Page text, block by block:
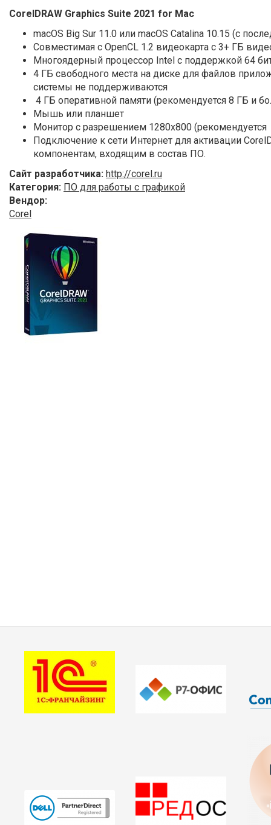
CorelDRAW Graphics Suite 2021 for Mac
macOS Big Sur 11.0 или macOS Catalina 10.15 (с
Совместимая с OpenCL 1.2 видеокарта с 3+ ГБ
Многоядерный процессор Intel с поддержкой 64
4 ГБ свободного места на диске для файлов
системы не поддерживаются
4 ГБ оперативной памяти (рекомендуется 8 ГБ и
Мышь или планшет
Монитор с разрешением 1280х800 (рекомендуется
Подключение к сети Интернет для активации
компонентам, входящим в состав ПО.
Сайт разработчика: http://corel.ru
Категория: ПО для работы с графикой
Вендор:
Corel